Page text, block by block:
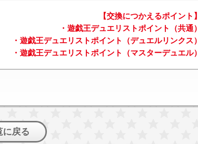
【交換につかえるポイント】
・遊戯王デュエリストポイント（共通）
・遊戯王デュエリストポイント（デュエルリンクス）
・遊戯王デュエリストポイント（マスターデュエル）
に戻る